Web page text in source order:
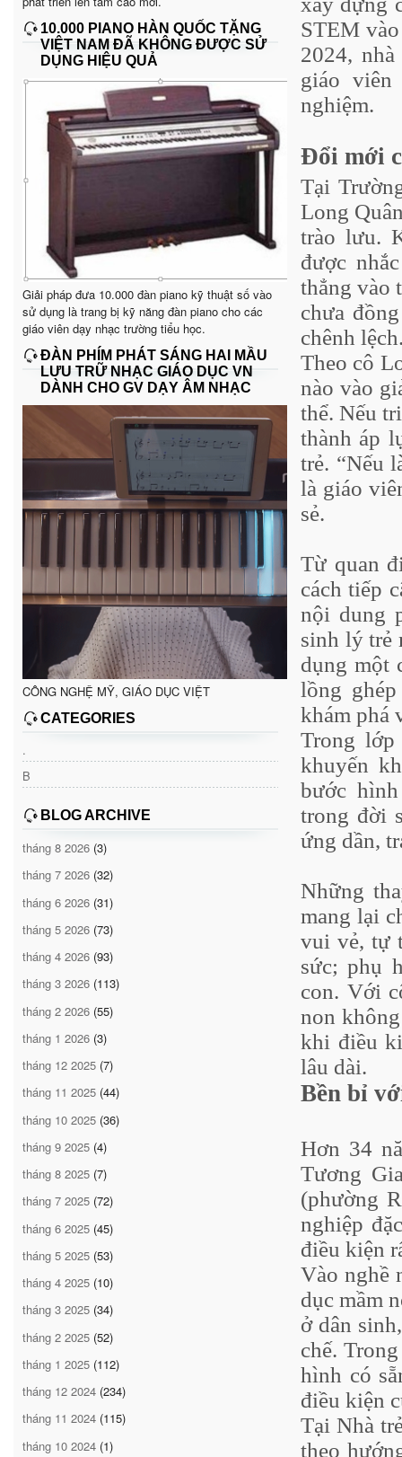
10.000 PIANO HÀN QUỐC TẶNG
VIỆT NAM ĐÃ KHÔNG ĐƯỢC SỬ
DỤNG HIỆU QUẢ
Giải pháp đưa 10.000 đàn piano kỹ thuật số vào
sử dụng là trang bị kỹ năng đàn piano cho các
giáo viên dạy nhạc trường tiểu học.
ĐÀN PHÍM PHÁT SÁNG HAI MẦU
LƯU TRỮ NHẠC GIÁO DỤC VN
DÀNH CHO GV DẠY ÂM NHẠC
CÔNG NGHỆ MỸ, GIÁO DỤC VIỆT
CATEGORIES
.
B
BLOG ARCHIVE
tháng 8 2026 (3)
tháng 7 2026 (32)
tháng 6 2026 (31)
tháng 5 2026 (73)
tháng 4 2026 (93)
tháng 3 2026 (113)
tháng 2 2026 (55)
tháng 1 2026 (3)
tháng 12 2025 (7)
tháng 11 2025 (44)
tháng 10 2025 (36)
tháng 9 2025 (4)
tháng 8 2025 (7)
tháng 7 2025 (72)
tháng 6 2025 (45)
tháng 5 2025 (53)
tháng 4 2025 (10)
tháng 3 2025 (34)
tháng 2 2025 (52)
tháng 1 2025 (112)
tháng 12 2024 (234)
tháng 11 2024 (115)
tháng 10 2024 (1)
STEM
2024,
giáo viên
nghiệm.
Đổi mới
Tại
Long
trào lưu.
được
thẳng vào
chưa
chênh
Theo cô
nào vào
thể. Nếu
thành áp
trẻ. “Nếu
là giáo
sẻ.
Từ quan
cách tiếp
nội dung
sinh lý trẻ
dụng một
lồng
khám phá
Trong
khuyến
bước
trong đời
ứng dần,
Những
mang lại
vui vẻ, tự
sức; phụ
con. Với
non
khi điều
lâu dài.
Bền bỉ
Hơn 34
Tương
(phường
nghiệp
điều kiện
Vào nghề
dục mầm
ở dân
chế.
hình có
điều kiện
Tại Nhà
theo